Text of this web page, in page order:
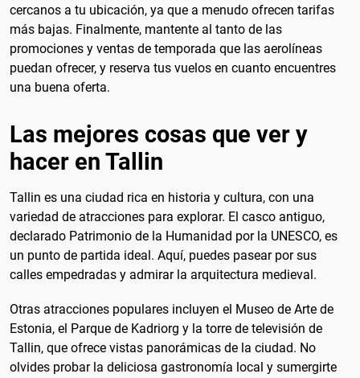
cercanos a tu ubicación, ya que a menudo ofrecen tarifas
más bajas. Finalmente, mantente al tanto de las
promociones y ventas de temporada que las aerolíneas
puedan ofrecer, y reserva tus vuelos en cuanto encuentres
una buena oferta.
Las mejores cosas que ver y
hacer en Tallin
Tallin es una ciudad rica en historia y cultura, con una
variedad de atracciones para explorar. El casco antiguo,
declarado Patrimonio de la Humanidad por la UNESCO, es
un punto de partida ideal. Aquí, puedes pasear por sus
calles empedradas y admirar la arquitectura medieval.
Otras atracciones populares incluyen el Museo de Arte de
Estonia, el Parque de Kadriorg y la torre de televisión de
Tallin, que ofrece vistas panorámicas de la ciudad. No
olvides probar la deliciosa gastronomía local y sumergirte